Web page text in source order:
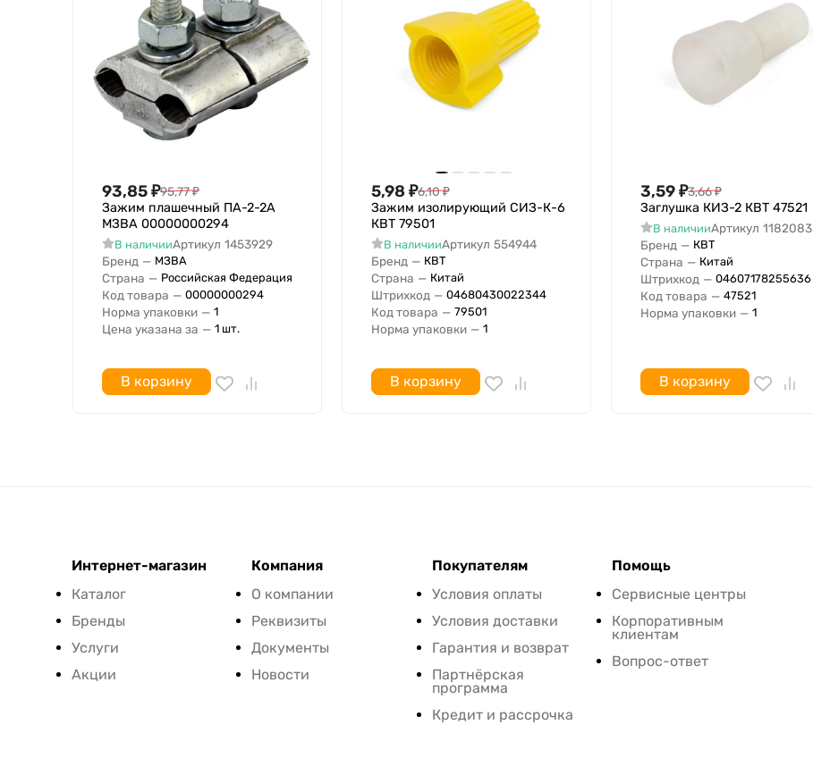
93,85₽95,77₽
Зажим плашечный ПА-2-2А
МЗВА 00000000294
В наличииАртикул 1453929
Бренд — МЗВА
Страна — Российская Федерация
Код товара — 00000000294
Норма упаковки — 1
Цена указана за — 1 шт.
В корзину
5,98 ₽6,10₽
Зажим изолирующий СИЗ-К-6
КВТ 79501
В наличииАртикул 554944
Бренд — КВТ
Страна — Китай
Штрихкод — 04680430022344
Код товара — 79501
Норма упаковки — 1
В корзину
3,59₽3,66₽
Заглушка КИЗ-2 КВТ 47521
В наличииАртикул 1182083
Бренд — КВТ
Страна — Китай
Штрихкод — 04607178255636
Код товара — 47521
Норма упаковки — 1
В корзину
Интернет-магазин
Каталог
Бренды
Услуги
Акции
Компания
О компании
Реквизиты
Документы
Новости
Покупателям
Условия оплаты
Условия доставки
Гарантия и возврат
Партнёрская
программа
Кредит и рассрочка
Помощь
Сервисные центры
Корпоративным
клиентам
Вопрос-ответ